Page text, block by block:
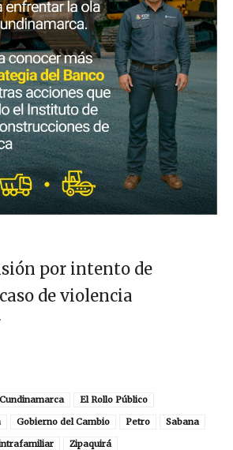
por intento de
de violencia
Cundinamarca
El Rollo Público
Gobierno del Cambio Petro
Sabana
Zipaquirá